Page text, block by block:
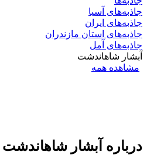
جاذبه‌های آسیا
جاذبه‌های ایران
جاذبه‌های استان مازندران
جاذبه‌های آمل
آبشار شاهاندشت
مشاهده همه
درباره آبشار شاهاندشت